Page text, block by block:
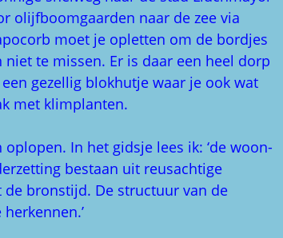
olijfboomgaarden naar de zee via
moet je opletten om de bordjes
te missen. Er is daar een heel dorp
gezellig blokhutje waar je ook wat
met klimplanten.
In het gidsje lees ik: ‘de woon-
bestaan uit reusachtige
bronstijd. De structuur van de